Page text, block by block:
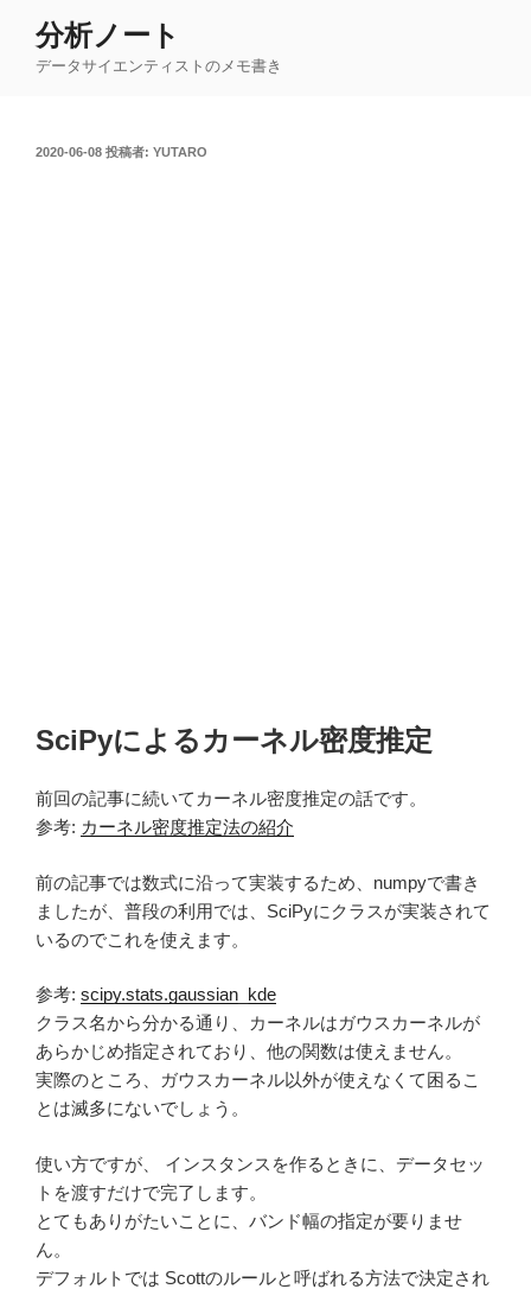
分析ノート
データサイエンティストのメモ書き
投
2020-06-08 投稿者: YUTARO
SciPyによるカーネル密度推定
前回の記事に続いてカーネル密度推定の話です。
参考: カーネル密度推定法の紹介
前の記事では数式に沿って実装するため、numpyで書き
ましたが、普段の利用では、SciPyにクラスが実装されて
いるのでこれを使えます。
参考: scipy.stats.gaussian_kde
クラス名から分かる通り、カーネルはガウスカーネルが
あらかじめ指定されており、他の関数は使えません。
実際のところ、ガウスカーネル以外が使えなくて困るこ
とは滅多にないでしょう。
使い方ですが、 インスタンスを作るときに、データセッ
トを渡すだけで完了します。
とてもありがたいことに、バンド幅の指定が要りませ
ん。
デフォルトでは Scottのルールと呼ばれる方法で決定され